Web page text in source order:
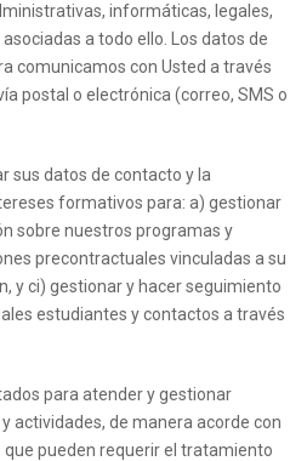
informáticas, legales,
a todo ello. Los datos de
comunicamos con Usted a través
postal o electrónica (correo, SMS o
sus datos de contacto y la
formativos para: a) gestionar
sobre nuestros programas y
precontractuales vinculadas a su
y ci) gestionar y hacer seguimiento
estudiantes y contactos a través
para atender y gestionar
actividades, de manera acorde con
pueden requerir el tratamiento